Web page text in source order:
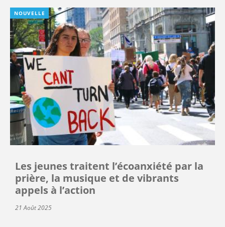
NOUVELLE
Les jeunes traitent l’écoanxiété par la
prière, la musique et de vibrants
appels à l’action
21 Août 2025